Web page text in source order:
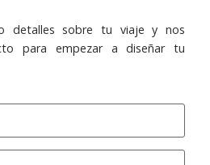
detalles sobre tu viaje y nos
para empezar a diseñar tu